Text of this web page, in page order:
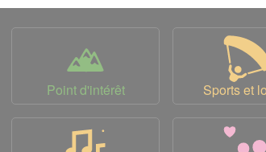
Point d'intérêt Sports et